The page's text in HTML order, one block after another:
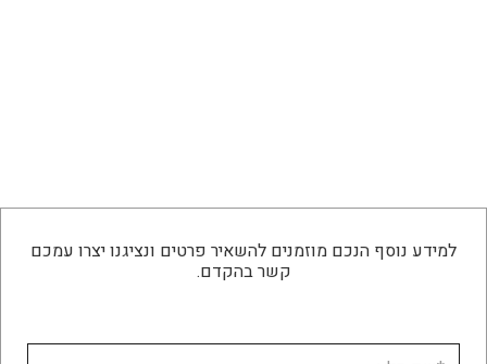
למידע נוסף הנכם מוזמנים להשאיר פרטים ונציגנו יצרו עמכם
קשר בהקדם.